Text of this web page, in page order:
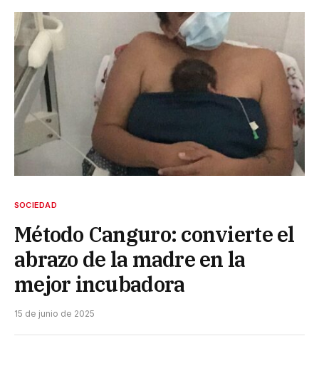
SOCIEDAD
Método Canguro: convierte el
abrazo de la madre en la
mejor incubadora
15 de junio de 2025